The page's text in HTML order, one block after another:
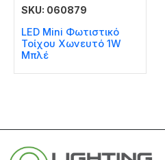
SKU: 060879
LED Mini Φωτιστικό
Τοίχου Χωνευτό 1W
Μπλέ